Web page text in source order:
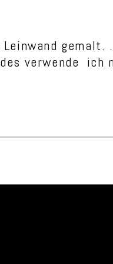
gemalt.
verwende ich